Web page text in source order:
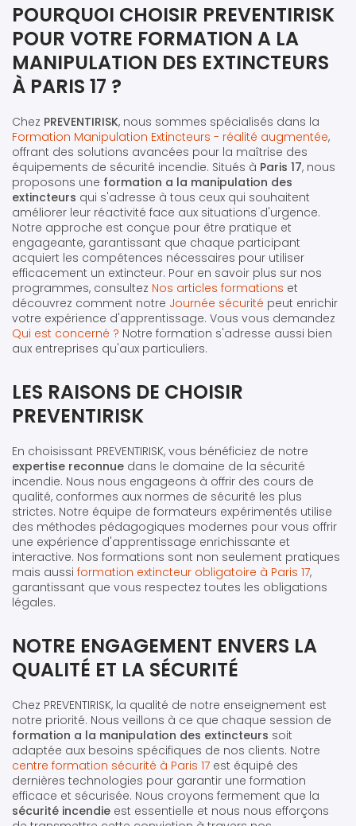
POURQUOI CHOISIR PREVENTIRISK
POUR VOTRE FORMATION A LA
MANIPULATION DES EXTINCTEURS
À PARIS 17 ?
Chez PREVENTIRISK, nous sommes spécialisés dans la
Formation Manipulation Extincteurs - réalité augmentée,
offrant des solutions avancées pour la maîtrise des
équipements de sécurité incendie. Situés à Paris 17, nous
proposons une formation a la manipulation des
extincteurs qui s'adresse à tous ceux qui souhaitent
améliorer leur réactivité face aux situations d'urgence.
Notre approche est conçue pour être pratique et
engageante, garantissant que chaque participant
acquiert les compétences nécessaires pour utiliser
efficacement un extincteur. Pour en savoir plus sur nos
programmes, consultez Nos articles formations et
découvrez comment notre Journée sécurité peut enrichir
votre expérience d'apprentissage. Vous vous demandez
Qui est concerné ? Notre formation s'adresse aussi bien
aux entreprises qu'aux particuliers.
LES RAISONS DE CHOISIR
PREVENTIRISK
En choisissant PREVENTIRISK, vous bénéficiez de notre
expertise reconnue dans le domaine de la sécurité
incendie. Nous nous engageons à offrir des cours de
qualité, conformes aux normes de sécurité les plus
strictes. Notre équipe de formateurs expérimentés utilise
des méthodes pédagogiques modernes pour vous offrir
une expérience d'apprentissage enrichissante et
interactive. Nos formations sont non seulement pratiques
mais aussi formation extincteur obligatoire à Paris 17,
garantissant que vous respectez toutes les obligations
légales.
NOTRE ENGAGEMENT ENVERS LA
QUALITÉ ET LA SÉCURITÉ
Chez PREVENTIRISK, la qualité de notre enseignement est
notre priorité. Nous veillons à ce que chaque session de
formation a la manipulation des extincteurs soit
adaptée aux besoins spécifiques de nos clients. Notre
centre formation sécurité à Paris 17 est équipé des
dernières technologies pour garantir une formation
efficace et sécurisée. Nous croyons fermement que la
sécurité incendie est essentielle et nous nous efforçons